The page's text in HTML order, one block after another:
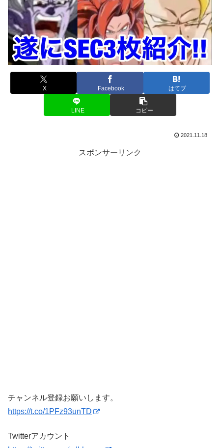
X Facebook はてブ
LINE コピー
2021.11.18
スポンサーリンク
チャンネル登録お願いします。
https://t.co/1PFz93unTD
Twitterアカウント